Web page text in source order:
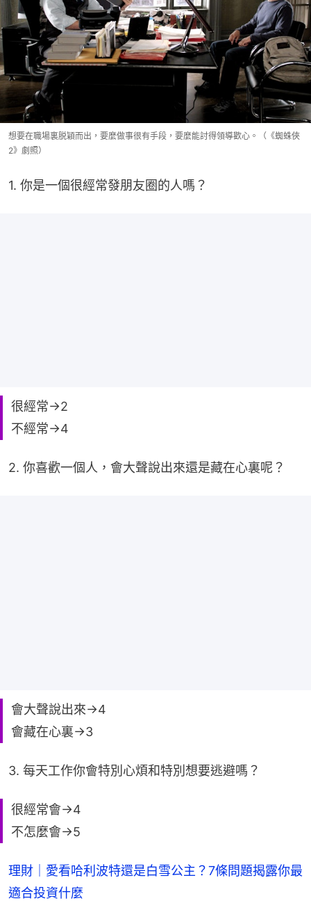
想要在職場裏脱穎而出，要麼做事很有手段，要麼能討得領導歡心。（《蜘蛛俠
2》劇照）
1. 你是一個很經常發朋友圈的人嗎？
很經常→2
不經常→4
2. 你喜歡一個人，會大聲說出來還是藏在心裏呢？
會大聲說出來→4
會藏在心裏→3
3. 每天工作你會特別心煩和特別想要逃避嗎？
很經常會→4
不怎麼會→5
理財｜愛看哈利波特還是白雪公主？7條問題揭露你最
適合投資什麼